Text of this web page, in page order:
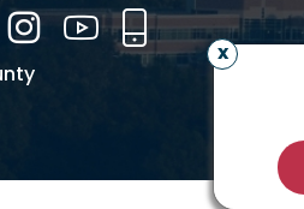
InstagramYouTube
Mobile